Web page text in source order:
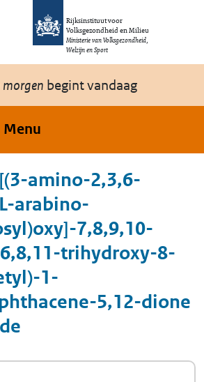
gaan
Rijksinstituut voor
Volksgezondheid en Milieu
Ministerie van Volksgezondheid,
Welzijn en Sport
morgen begint vandaag
Menu
amino-2,3,6-
arabino-
7,8,9,10-
trihydroxy-8-
1-
5,12-dione